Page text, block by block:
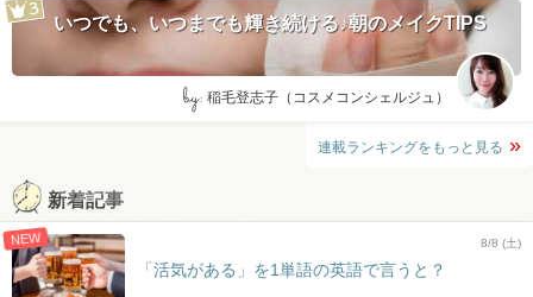
いつでも、いつまでも輝き続ける♪朝のメイクTIPS
by: 稲毛登志子（コスメコンシェルジュ）
連載ランキングをもっと見る
新着記事
NEW 8/8 (土)
「活気がある」を1単語の英語で言うと？